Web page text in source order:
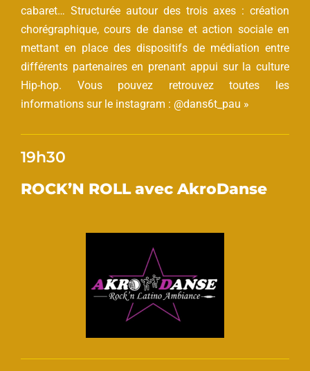
cabaret… Structurée autour des trois axes : création
chorégraphique, cours de danse et action sociale en
mettant en place des dispositifs de médiation entre
différents partenaires en prenant appui sur la culture
Hip-hop. Vous pouvez retrouvez toutes les
informations sur le instagram : @dans6t_pau »
19h30
ROCK’N ROLL avec AkroDanse